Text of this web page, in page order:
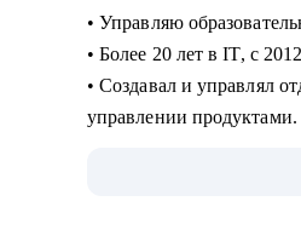
• Управляю
• Более 20 лет в IT, c
• Создавал и управлял
управлении продуктами.
• Развивал метрики в